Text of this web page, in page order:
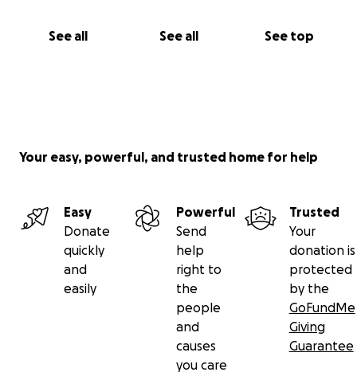
See all See all See top
Your easy, powerful, and trusted home for help
Easy
Donate
quickly
and
easily
Powerful
Send
help
right to
the
people
and
causes
you care
Trusted
Your
donation is
protected
by the
GoFundMe
Giving
Guarantee